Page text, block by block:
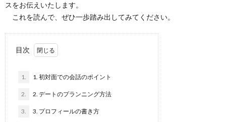
スをお伝えいたします。
これを読んで、ぜひ一歩踏み出してみてください。
目次
1. 1. 初対面での会話のポイント
2. 2. デートのプランニング方法
3. 3. プロフィールの書き方